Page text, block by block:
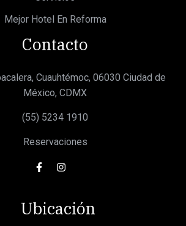
Mejor Hotel En Reforma
Contacto
Cuauhtémoc, 06030 Ciudad de
México, CDMX
(55) 5234 1910
Reservaciones
Ubicación